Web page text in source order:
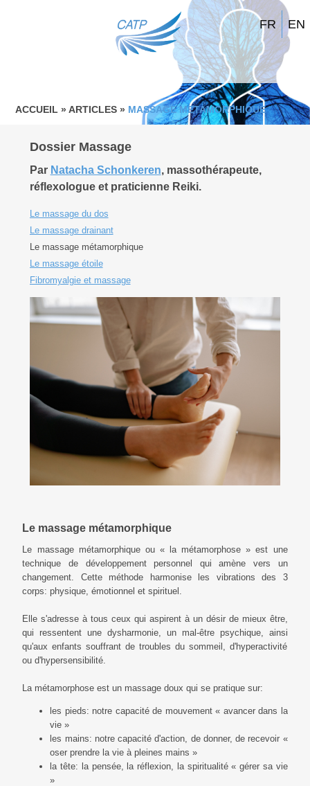
EN
FR
ACCUEIL »ARTICLES» MASSAGE METAMORPHIQUE
Dossier Massage
Par Natacha Schonkeren, massothérapeute,
réflexologue et praticienne Reiki.
Le massage du dos
Le massage drainant
Le massage métamorphique
Le massage étoile
Fibromyalgie et massage
Le massage métamorphique
Le massage métamorphique ou « la métamorphose » est une
technique de développement personnel qui amène vers un
changement. Cette méthode harmonise les vibrations des 3
corps: physique, émotionnel et spirituel.
Elle s'adresse à tous ceux qui aspirent à un désir de mieux être,
qui ressentent une dysharmonie, un mal-être psychique, ainsi
qu'aux enfants souffrant de troubles du sommeil, d'hyperactivité
ou d'hypersensibilité.
La métamorphose est un massage doux qui se pratique sur:
les pieds: notre capacité de mouvement « avancer dans la
vie »
les mains: notre capacité d'action, de donner, de recevoir «
oser prendre la vie à pleines mains »
la tête: la pensée, la réflexion, la spiritualité « gérer sa vie
»